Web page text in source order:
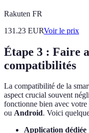
Rakuten FR
131.23 EURVoir le prix
Étape 3 : Faire
compatibilités
La compatibilité de la
aspect crucial souvent
fonctionne bien avec
ou Android. Voici
Application dédiée